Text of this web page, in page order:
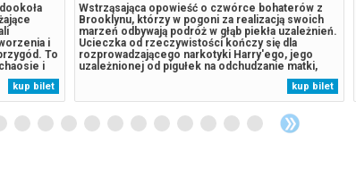
i
To
i
pokonać
kup bilet
Wstrząsająca opowieść o czwórce bohaterów z
Brooklynu, którzy w pogoni za realizacją swoich
marzeń odbywają podróż w głąb piekła uzależnień.
Ucieczka od rzeczywistości kończy się dla
rozprowadzającego narkotyki Harry'ego, jego
uzależnionej od pigułek na odchudzanie matki,
Sary, pogrążonej w nałogu dziewczyny, Marion, i
najlepszego przyjaciela, tragedią. Każdy z nich, nie
mogąc sobie poradzić z chaosem...
kup bilet